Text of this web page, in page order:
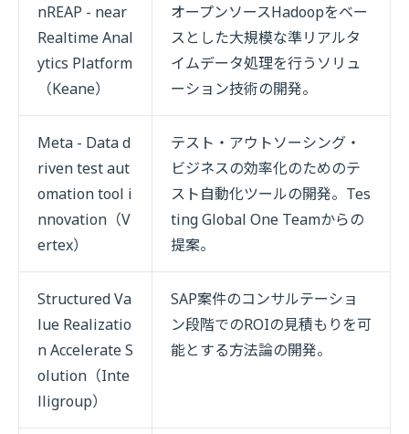
nREAP - near
Realtime Anal
ytics Platform
（Keane）
オープンソースHadoopをベー
スとした大規模な準リアルタ
イムデータ処理を行うソリュ
ーション技術の開発。
Meta - Data d
riven test aut
omation tool i
nnovation（V
ertex）
テスト・アウトソーシング・
ビジネスの効率化のためのテ
スト自動化ツールの開発。Tes
ting Global One Teamからの
提案。
Structured Va
lue Realizatio
n Accelerate S
olution（Inte
lligroup）
SAP案件のコンサルテーショ
ン段階でのROIの見積もりを可
能とする方法論の開発。